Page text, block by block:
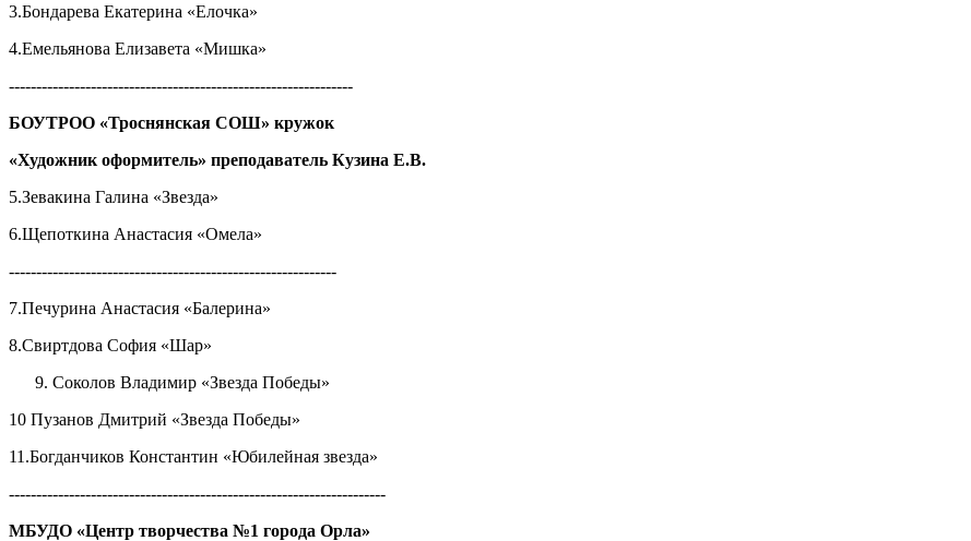
3.Бондарева Екатерина «Елочка»
4.Емельянова Елизавета «Мишка»
---------------------------------------------------------------
БОУТРОО «Троснянская СОШ» кружок
«Художник оформитель» преподаватель Кузина Е.В.
5.Зевакина Галина «Звезда»
6.Щепоткина Анастасия «Омела»
------------------------------------------------------------
7.Печурина Анастасия «Балерина»
8.Свиртдова София «Шар»
Соколов Владимир «Звезда Победы»
10 Пузанов Дмитрий «Звезда Победы»
11.Богданчиков Константин «Юбилейная звезда»
---------------------------------------------------------------------
МБУДО «Центр творчества №1 города Орла»